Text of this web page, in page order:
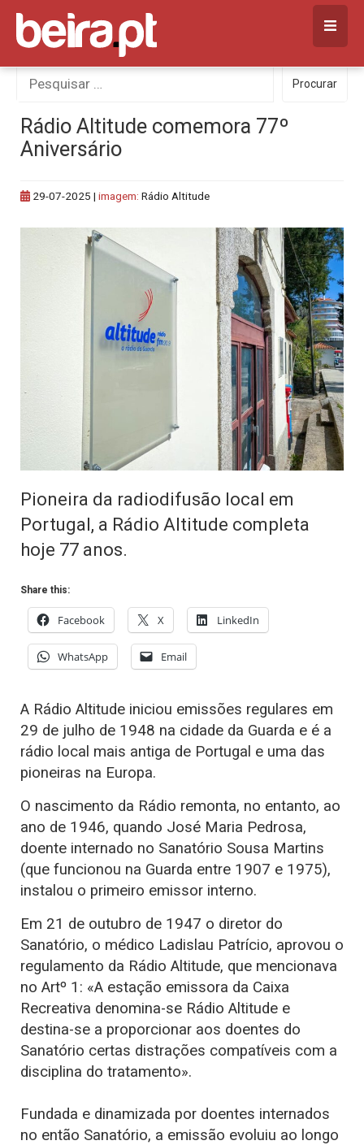
Skip
content
Procurar
por:
Procurar
Rádio Altitude comemora 77º
Aniversário
29-07-2025 | imagem: Rádio Altitude
Pioneira da radiodifusão local em
Portugal, a Rádio Altitude completa
hoje 77 anos.
Share this:
Facebook X LinkedIn
WhatsApp Email
A Rádio Altitude iniciou emissões regulares em
29 de julho de 1948 na cidade da Guarda e é a
rádio local mais antiga de Portugal e uma das
pioneiras na Europa.
O nascimento da Rádio remonta, no entanto, ao
ano de 1946, quando José Maria Pedrosa,
doente internado no Sanatório Sousa Martins
(que funcionou na Guarda entre 1907 e 1975),
instalou o primeiro emissor interno.
Em 21 de outubro de 1947 o diretor do
Sanatório, o médico Ladislau Patrício, aprovou o
regulamento da Rádio Altitude, que mencionava
no Artº 1: «A estação emissora da Caixa
Recreativa denomina-se Rádio Altitude e
destina-se a proporcionar aos doentes do
Sanatório certas distrações compatíveis com a
disciplina do tratamento».
Fundada e dinamizada por doentes internados
no então Sanatório, a emissão evoluiu ao longo